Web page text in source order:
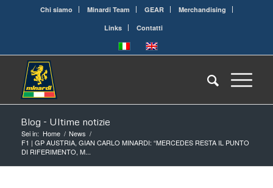
Chi siamo Minardi Team GEAR
Merchandising
Links
Contatti
Blog - Ultime notizie
Sei in: Home / News /
F1 | GP AUSTRIA, GIAN CARLO MINARDI: “MERCEDES RESTA IL PUNTO
DI RIFERIMENTO, M...